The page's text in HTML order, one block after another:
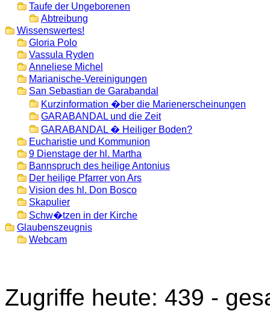
Taufe der Ungeborenen
Abtreibung
Wissenswertes!
Gloria Polo
Vassula Ryden
Anneliese Michel
Marianische-Vereinigungen
San Sebastian de Garabandal
Kurzinformation �ber die Marienerscheinungen
GARABANDAL und die Zeit
GARABANDAL � Heiliger Boden?
Eucharistie und Kommunion
9 Dienstage der hl. Martha
Bannspruch des heilige Antonius
Der heilige Pfarrer von Ars
Vision des hl. Don Bosco
Skapulier
Schw�tzen in der Kirche
Glaubenszeugnis
Webcam
Zugriffe heute: 439 -